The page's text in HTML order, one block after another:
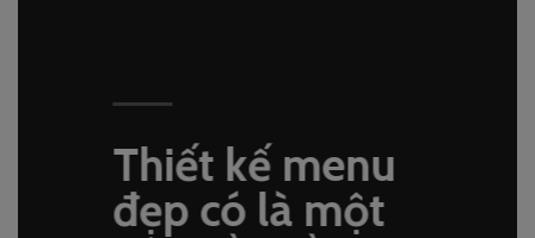
Thiết kế menu
đẹp có là một